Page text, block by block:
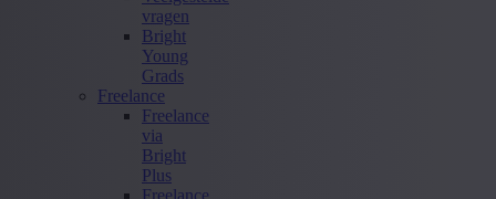
vragen
Bright
Young
Grads
Freelance
Freelance
via
Bright
Plus
Freelance